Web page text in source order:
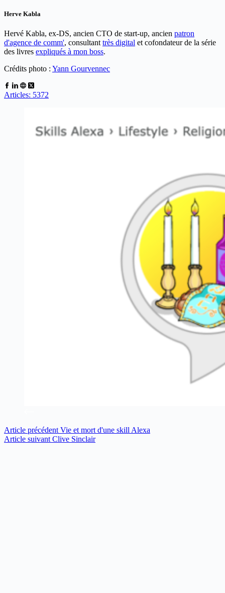
Herve Kabla
Hervé Kabla, ex-DS, ancien CTO de start-up, ancien patron
d'agence de comm', consultant très digital et cofondateur de la série
des livres expliqués à mon boss.
Crédits photo : Yann Gourvennec
Articles: 5372
Article précédent Vie et mort d'une skill Alexa
Article suivant Clive Sinclair